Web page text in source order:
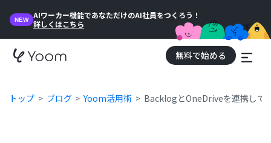
NEW
AIワーカー機能であなただけのAI社員をつくろう！
詳しくはこちら
無料で始める
トップ ブログ Yoom活用術 BacklogとOneDriveを連携して